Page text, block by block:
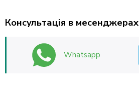
Консультація в месенджерах
Whatsapp